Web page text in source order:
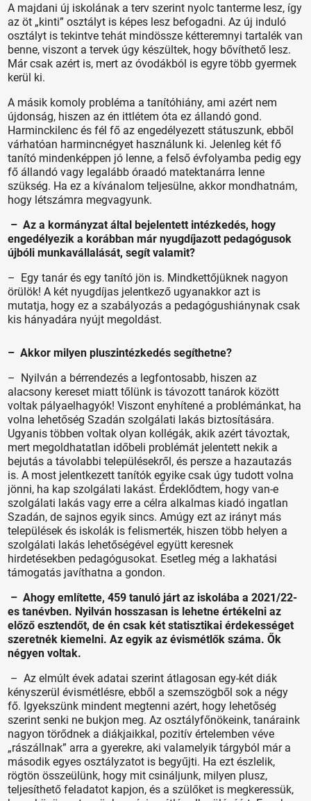
A majdani új iskolának a terv szerint nyolc tanterme lesz, így
az öt „kinti” osztályt is képes lesz befogadni. Az új induló
osztályt is tekintve tehát mindössze kétteremnyi tartalék van
benne, viszont a tervek úgy készültek, hogy bővíthető lesz.
Már csak azért is, mert az óvodákból is egyre több gyermek
kerül ki.
A másik komoly probléma a tanítóhiány, ami azért nem
újdonság, hiszen az én ittlétem óta ez állandó gond.
Harminckilenc és fél fő az engedélyezett státuszunk, ebből
várhatóan harmincnégyet használunk ki. Jelenleg két fő
tanító mindenképpen jó lenne, a felső évfolyamba pedig egy
fő állandó vagy legalább óraadó matektanárra lenne
szükség. Ha ez a kívánalom teljesülne, akkor mondhatnám,
hogy létszámra megvagyunk.
– Az a kormányzat által bejelentett intézkedés, hogy
engedélyezik a korábban már nyugdíjazott pedagógusok
újbóli munkavállalását, segít valamit?
– Egy tanár és egy tanító jön is. Mindkettőjüknek nagyon
örülök! A két nyugdíjas jelentkező ugyanakkor azt is
mutatja, hogy ez a szabályozás a pedagógushiánynak csak
kis hányadára nyújt megoldást.
– Akkor milyen pluszintézkedés segíthetne?
– Nyilván a bérrendezés a legfontosabb, hiszen az
alacsony kereset miatt tőlünk is távozott tanárok között
voltak pályaelhagyók! Viszont enyhítené a problémánkat, ha
volna lehetőség Szadán szolgálati lakás biztosítására.
Ugyanis többen voltak olyan kollégák, akik azért távoztak,
mert megoldhatatlan időbeli problémát jelentett nekik a
bejutás a távolabbi településekről, és persze a hazautazás
is. A most jelentkezett tanítók egyike csak úgy tudott volna
jönni, ha kap szolgálati lakást. Érdeklődtem, hogy van-e
szolgálati lakás vagy erre a célra alkalmas kiadó ingatlan
Szadán, de sajnos egyik sincs. Amúgy ezt az irányt más
települések és iskolák is felismerték, hiszen több helyen a
szolgálati lakás lehetőségével együtt keresnek
hirdetésekben pedagógusokat. Esetleg még a lakhatási
támogatás javíthatna a gondon.
– Ahogy említette, 459 tanuló járt az iskolába a 2021/22-
es tanévben. Nyilván hosszasan is lehetne értékelni az
előző esztendőt, de én csak két statisztikai érdekességet
szeretnék kiemelni. Az egyik az évismétlők száma. Ők
négyen voltak.
– Az elmúlt évek adatai szerint átlagosan egy-két diák
kényszerül évismétlésre, ebből a szemszögből sok a négy
fő. Igyekszünk mindent megtenni azért, hogy lehetőség
szerint senki ne bukjon meg. Az osztályfőnökeink, tanáraink
nagyon törődnek a diákjaikkal, pozitív értelemben véve
„rászállnak” arra a gyerekre, aki valamelyik tárgyból már a
második egyes osztályzatot is begyűjti. Ha ezt észlelik,
rögtön összeülünk, hogy mit csináljunk, milyen plusz,
teljesíthető feladatot kapjon, és a szülőket is megkeressük,